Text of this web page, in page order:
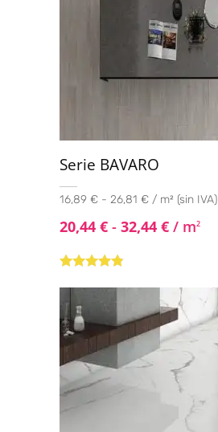
Serie BAVARO
16,89 € - 26,81 € / m² (sin IVA)
20,44 € - 32,44 € / m2
con4.67de
5